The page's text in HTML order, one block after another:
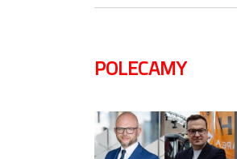
POLECAMY